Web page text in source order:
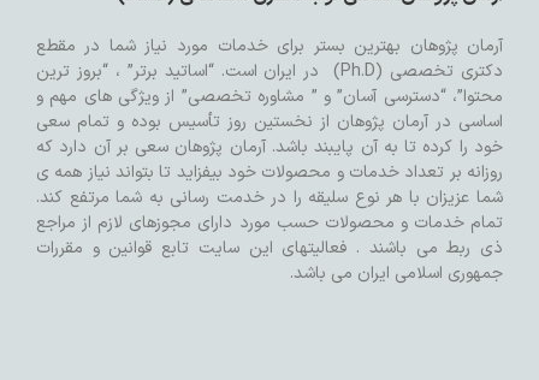
آرمان پژوهان بهترین بستر برای خدمات مورد نیاز شما در مقطع
دکتری تخصصی (Ph.D) در ایران است. “اساتید برتر” ، “بروز ترین
محتوا”، “دسترسی آسان” و ” مشاوره تخصصی” از ویژگی های مهم و
اساسی در آرمان پژوهان از نخستین روز تأسیس بوده و تمام سعی
خود را کرده تا به آن پایبند باشد. آرمان پژوهان سعی بر آن دارد که
روزانه بر تعداد خدمات و محصولات خود بیفزاید تا بتواند نیاز همه ی
شما عزیزان با هر نوع سلیقه را در خدمت رسانی به شما مرتفع کند.
تمام خدمات و محصولات حسب مورد دارای مجوزهای لازم از مراجع
ذی ربط می باشند . فعالیتهای این سایت تابع قوانین و مقررات
جمهوری اسلامی ایران می باشد.